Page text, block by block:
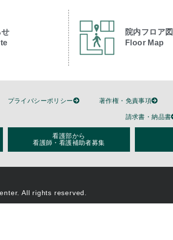
院内フロア図
Floor Map
プライバシーポリシー 著作権・免責事項
請求書・納品書
看護部から
看護師・看護補助者募集
All rights reserved.